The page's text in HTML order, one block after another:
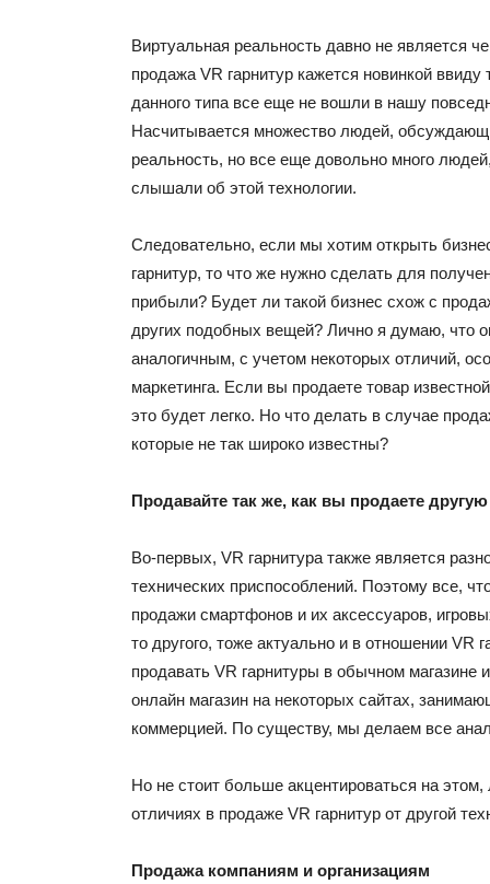
Виртуальная реальность давно не является
продажа VR гарнитур кажется новинкой ввиду
данного типа все еще не вошли в нашу
Насчитывается множество людей,
реальность, но все еще довольно много
слышали об этой технологии.
Следовательно, если мы хотим открыть
гарнитур, то что же нужно сделать для
прибыли? Будет ли такой бизнес схож с
других подобных вещей? Лично я думаю, что
аналогичным, с учетом некоторых отличий,
маркетинга. Если вы продаете товар
это будет легко. Но что делать в случае
которые не так широко известны?
Продавайте так же, как вы продаете другую
Во-первых, VR гарнитура также является
технических приспособлений. Поэтому все,
продажи смартфонов и их аксессуаров,
то другого, тоже актуально и в отношении VR
продавать VR гарнитуры в обычном магазине
онлайн магазин на некоторых сайтах,
коммерцией. По существу, мы делаем все
Но не стоит больше акцентироваться на
отличиях в продаже VR гарнитур от другой
Продажа компаниям и организациям